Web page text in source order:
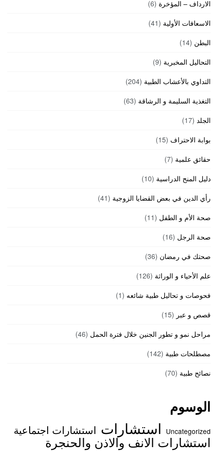
الارداف – المؤخرة (6)
الاسعافات الأولية (41)
البطن (14)
التحاليل المخبرية (9)
التداوي بالأعشاب الطبية (204)
التغذية السليمة و الرشاقة (63)
الجلد (17)
بوابة الاحتراف (15)
حقائق علمية (7)
دليل المنح الدراسية (10)
رأي الدين في بعض القضايا الزوجية (41)
صحة الأم و الطفل (11)
صحة الرجل (16)
صحتك في رمضان (36)
علم الأحياء و الوراثة (126)
فحوصات و تحاليل طبية شائعه (1)
قصص و عبر (15)
مراحل نمو و تطور الجنين خلال فترة الحمل (46)
مصطلحات طبية (142)
نصائح طبية (70)
الوسوم
Uncategorized استشارات استشارات اجتماعية
استشارات الانف والاذن والحنجرة